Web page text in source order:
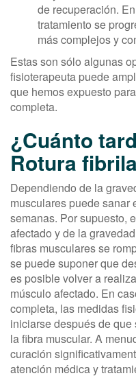
de recuperación.
tratamiento se
más complejos y
Estas son sólo algunas
fisioterapeuta puede
que hemos expuesto
completa.
¿Cuánto
Rotura
Dependiendo de la
musculares puede sanar
semanas. Por supuesto,
afectado y de la
fibras musculares se
se puede suponer que
es posible volver a
músculo afectado. En
completa, las medidas
iniciarse después de
la fibra muscular. A
curación
atención médica y